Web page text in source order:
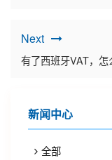
Next
有了西班牙VAT，怎
新闻中心
全部